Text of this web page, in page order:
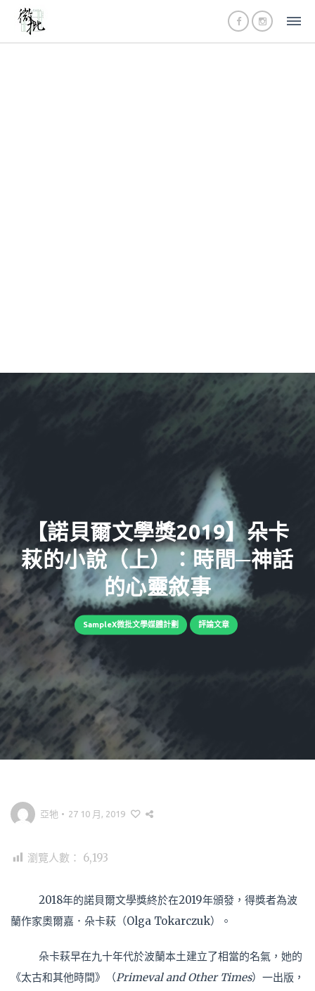
【諾貝爾文學獎2019】朵卡
萩的小說（上）：時間─神話
的心靈敘事
SampleX微批文學媒體計劃 評論文章
亞牠 • 27 10 月, 2019
瀏覽人數： 6,193
2018年的諾貝爾文學獎終於在2019年頒發，得獎者為波
蘭作家奧爾嘉．朵卡萩（Olga Tokarczuk）。
朵卡萩早在九十年代於波蘭本土建立了相當的名氣，她的
《太古和其他時間》（Primeval and Other Times）一出版，